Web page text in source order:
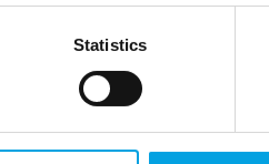
Statistics